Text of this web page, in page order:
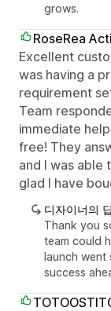
grows.
RoseRea
Excellent
was having a
requirement
Team
immediate
free! They
and I was able
glad I have
디자이너의
Thank you
team could
launch went
success